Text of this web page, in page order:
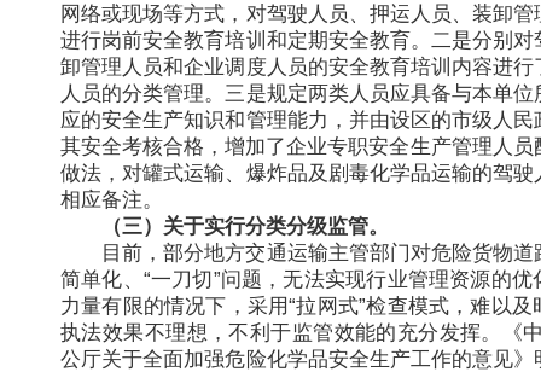
网络或现场等方式，对驾驶人员、押运人员、装卸
进行岗前安全教育培训和定期安全教育。二是分别
卸管理人员和企业调度人员的安全教育培训内容进
人员的分类管理。三是规定两类人员应具备与本单
应的安全生产知识和管理能力，并由设区的市级人
其安全考核合格，增加了企业专职安全生产管理人
做法，对罐式运输、爆炸品及剧毒化学品运输的驾
相应备注。
（三）关于实行分类分级监管。
目前，部分地方交通运输主管部门对危险货物
简单化、“一刀切”问题，无法实现行业管理资源的
力量有限的情况下，采用“拉网式”检查模式，难以
执法效果不理想，不利于监管效能的充分发挥。《
公厅关于全面加强危险化学品安全生产工作的意见